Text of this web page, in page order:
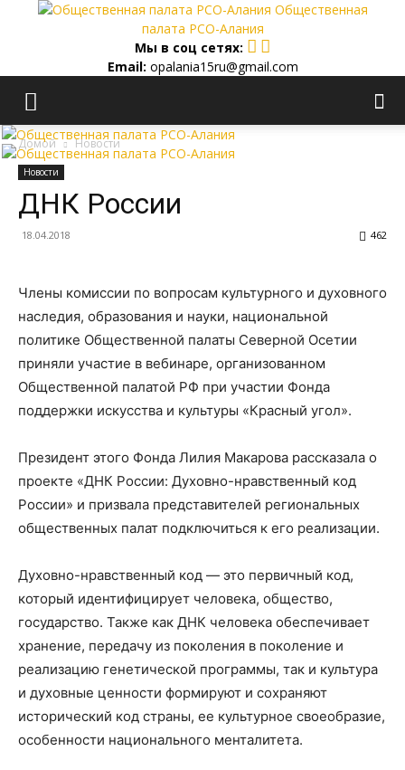
Общественная
палата РСО-Алания
Мы в соц сетях:
Email: opalania15ru@gmail.com
Домой Новости
Новости
ДНК России
18.04.2018 462
Члены комиссии по вопросам культурного и духовного
наследия, образования и науки, национальной
политике Общественной палаты Северной Осетии
приняли участие в вебинаре, организованном
Общественной палатой РФ при участии Фонда
поддержки искусства и культуры «Красный угол».
Президент этого Фонда Лилия Макарова рассказала о
проекте «ДНК России: Духовно-нравственный код
России» и призвала представителей региональных
общественных палат подключиться к его реализации.
Духовно-нравственный код — это первичный код,
который идентифицирует человека, общество,
государство. Также как ДНК человека обеспечивает
хранение, передачу из поколения в поколение и
реализацию генетической программы, так и культура
и духовные ценности формируют и сохраняют
исторический код страны, ее культурное своеобразие,
особенности национального менталитета.